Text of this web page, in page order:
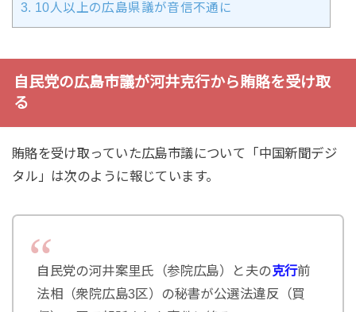
3. 10人以上の広島県議が音信不通に
自民党の広島市議が河井克行から賄賂を受け取
る
賄賂を受け取っていた広島市議について「中国新聞デジ
タル」は次のように報じています。
自民党の河井案里氏（参院広島）と夫の克行前
法相（衆院広島3区）の秘書が公選法違反（買